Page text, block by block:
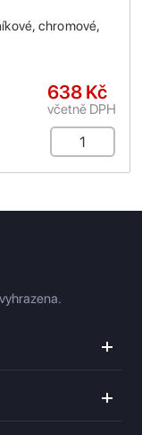
chromové,
638 Kč
včetně DPH